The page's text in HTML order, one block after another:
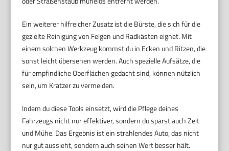
Ein weiterer hilfreicher Zusatz ist die Bürste, die sich für die
gezielte Reinigung von Felgen und Radkästen eignet. Mit
einem solchen Werkzeug kommst du in Ecken und Ritzen, die
sonst leicht übersehen werden. Auch spezielle Aufsätze, die
für empfindliche Oberflächen gedacht sind, können nützlich
sein, um Kratzer zu vermeiden.
Indem du diese Tools einsetzt, wird die Pflege deines
Fahrzeugs nicht nur effektiver, sondern du sparst auch Zeit
und Mühe. Das Ergebnis ist ein strahlendes Auto, das nicht
nur gut aussieht, sondern auch seinen Wert besser hält.